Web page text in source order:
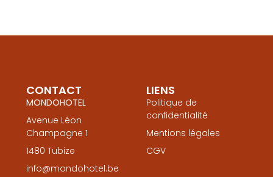
CONTACT
MONDOHOTEL
Avenue Léon
Champagne 1
1480 Tubize
info@mondohotel.be
LIENS
Politique de
confidentialité
Mentions légales
CGV